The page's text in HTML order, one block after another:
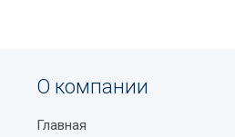
О компании
Главная